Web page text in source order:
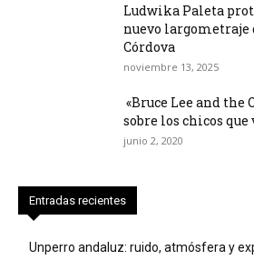
Ludwika Paleta
nuevo largometraje
Córdova
noviembre 13, 2025
«Bruce Lee and the
sobre los chicos que
junio 2, 2020
Entradas recientes
Unperro andaluz: ruido, atmósfera y